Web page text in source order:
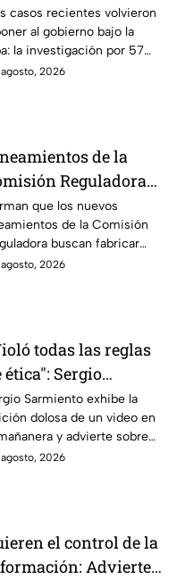
polémicas que
al gobierno
casos recientes volvieron
al gobierno bajo la
la investigación por 57
incendiados y la
2026
de la
Reguladora
silenciar a TV
que los nuevos
de la Comisión
buscan fabricar
y controlar los
2026
todas las reglas
ética": Sergio
responde a
tras video
Sarmiento exhibe la
dolosa de un video en
y advierte sobre
peligros de la censura
2026
el control de la
Advierten